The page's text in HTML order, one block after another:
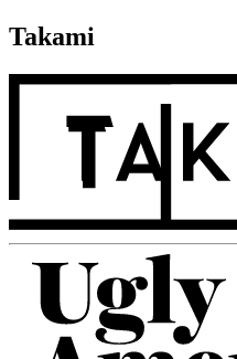
Takami